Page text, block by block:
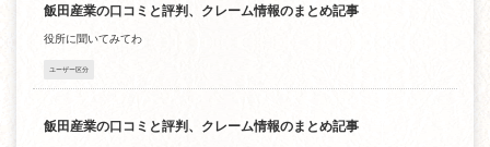
飯田産業の口コミと評判、クレーム情報のまとめ記事
役所に聞いてみてわ
ユーザー区分
飯田産業の口コミと評判、クレーム情報のまとめ記事